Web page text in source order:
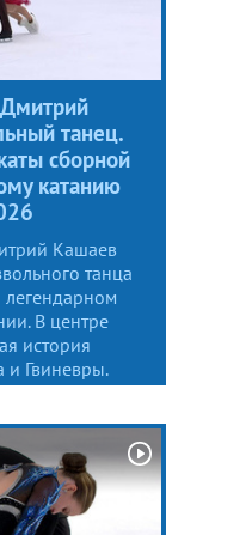
танец.
сборной
катанию
Кашаев
танца
В центре
история
и Гвиневры.